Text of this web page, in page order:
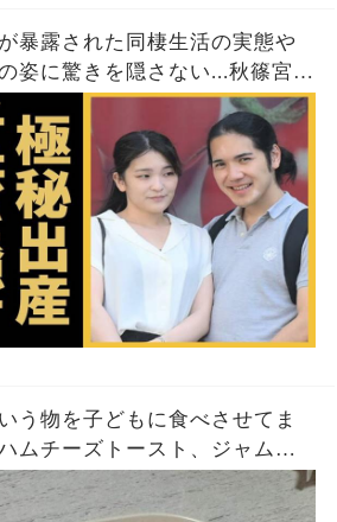
暴露された同棲生活の実態や
姿に驚きを隠さない...秋篠宮家
極秘出産の真相や暴露された
失う...
う物を子どもに食べさせてま
ムチーズトースト、ジャムト
バタートーストをよく作りま
ダメよね…